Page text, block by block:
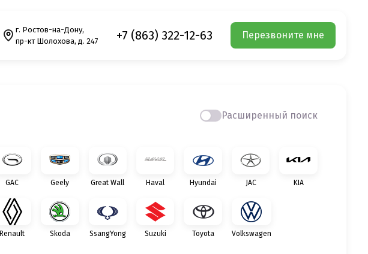
г. Ростов-на-Дону,
пр-кт Шолохова, д. 247
+7 (863) 322-12-63 Перезвоните мне
Расширенный поиск
GAC Geely Great Wall Haval Hyundai JAC KIA
Renault Skoda SsangYong Suzuki Toyota Volkswagen